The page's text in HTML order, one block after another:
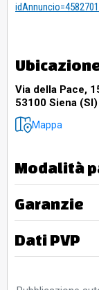
idAnnuncio=4582701
Via della Pace,
53100 Siena (SI)
Mappa
Modalità
Garanzie
Dati PVP